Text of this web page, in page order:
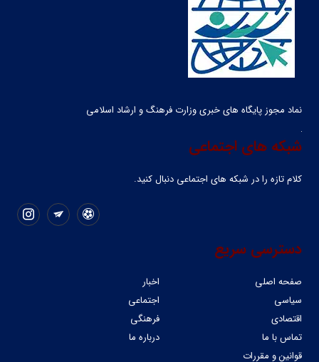
نماد مجوز پایگاه های خبری وزارت فرهنگ و ارشاد اسلامی
شبکه های اجتماعی
کلام تازه را در شبکه ‌های اجتماعی دنبال کنید.
دسترسی سریع
صفحه اصلی
اخبار
سیاسی
اجتماعی
اقتصادی
فرهنگی
تماس با ما
درباره ما
قوانین و مقررات